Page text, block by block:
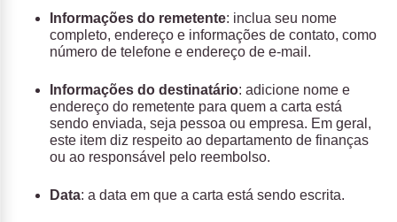
Informações do remetente: inclua seu nome
completo, endereço e informações de contato, como
número de telefone e endereço de e-mail.
Informações do destinatário: adicione nome e
endereço do remetente para quem a carta está
sendo enviada, seja pessoa ou empresa. Em geral,
este item diz respeito ao departamento de finanças
ou ao responsável pelo reembolso.
Data: a data em que a carta está sendo escrita.